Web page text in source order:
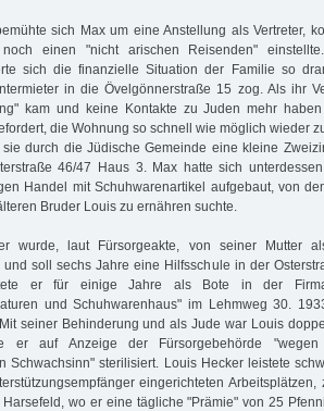
sich Max um eine Anstellung als Vertreter,
einen "nicht arischen Reisenden"
sich die finanzielle Situation der Familie so
in die Övelgönnerstraße 15 zog. Als ihr
kam und keine Kontakte zu Juden mehr
die Wohnung so schnell wie möglich wieder
durch die Jüdische Gemeinde eine kleine
46/47 Haus 3. Max hatte sich
Handel mit Schuhwarenartikel aufgebaut, von
Bruder Louis zu ernähren suchte.
wurde, laut Fürsorgeakte, von seiner Mutter
und soll sechs Jahre eine Hilfsschule in der
er für einige Jahre als Bote in der
und Schuhwarenhaus" im Lehmweg 30.
seiner Behinderung und als Jude war Louis
er auf Anzeige der Fürsorgebehörde
Schwachsinn" sterilisiert. Louis Hecker leistete
eingerichteten Arbeitsplätzen,
wo er eine tägliche "Prämie" von 25